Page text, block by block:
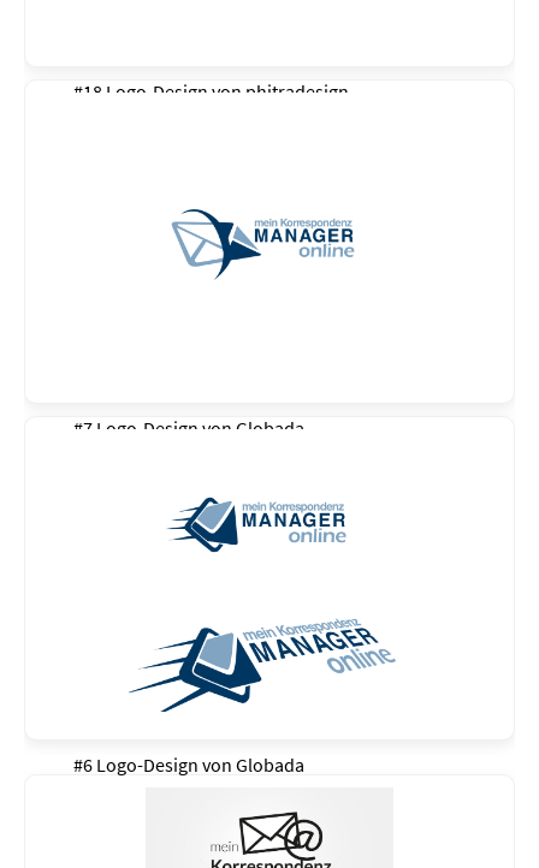
#18 Logo-Design von phitradesign
#7 Logo-Design von Globada
#6 Logo-Design von Globada